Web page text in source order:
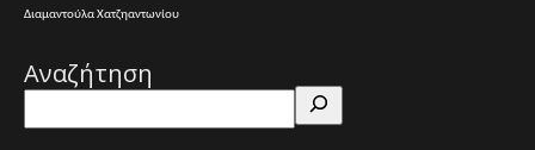
Διαμαντούλα Χατζηαντωνίου
Αναζήτηση